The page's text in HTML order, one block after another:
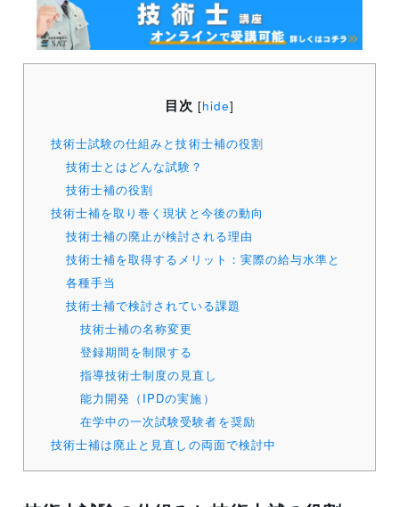
目次 [hide]
技術士試験の仕組みと技術士補の役割
技術士とはどんな試験？
技術士補の役割
技術士補を取り巻く現状と今後の動向
技術士補の廃止が検討される理由
技術士補を取得するメリット：実際の給与水準と
各種手当
技術士補で検討されている課題
技術士補の名称変更
登録期間を制限する
指導技術士制度の見直し
能力開発（IPDの実施）
在学中の一次試験受験者を奨励
技術士補は廃止と見直しの両面で検討中